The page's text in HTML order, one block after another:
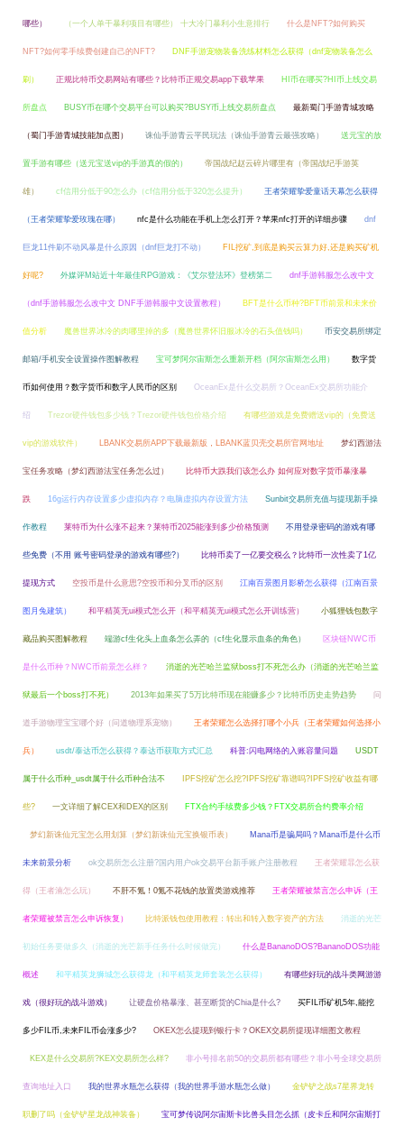
哪些） （一个人单干暴利项目有哪些） 十大冷门暴利小生意排行 什么是NFT?如何购买
NFT?如何零手续费创建自己的NFT? DNF手游宠物装备洗练材料怎么获得（dnf宠物装备怎么
刷） 正规比特币交易网站有哪些？比特币正规交易app下载苹果 HI币在哪买?HI币上线交易
所盘点 BUSY币在哪个交易平台可以购买?BUSY币上线交易所盘点 最新蜀门手游青城攻略
（蜀门手游青城技能加点图） 诛仙手游青云平民玩法（诛仙手游青云最强攻略） 送元宝的放
置手游有哪些（送元宝送vip的手游真的假的） 帝国战纪赵云碎片哪里有（帝国战纪手游英
雄） cf信用分低于90怎么办（cf信用分低于320怎么提升） 王者荣耀挚爱童话天幕怎么获得
（王者荣耀挚爱玫瑰在哪） nfc是什么功能在手机上怎么打开？苹果nfc打开的详细步骤 dnf
巨龙11件刷不动风暴是什么原因（dnf巨龙打不动） FIL挖矿,到底是购买云算力好,还是购买矿机
好呢? 外媒评M站近十年最佳RPG游戏：《艾尔登法环》登榜第二 dnf手游韩服怎么改中文
（dnf手游韩服怎么改中文 DNF手游韩服中文设置教程） BFT是什么币种?BFT币前景和未来价
值分析 魔兽世界冰冷的肉哪里掉的多（魔兽世界怀旧服冰冷的石头值钱吗） 币安交易所绑定
邮箱/手机安全设置操作图解教程 宝可梦阿尔宙斯怎么重新开档（阿尔宙斯怎么用） 数字货
币如何使用？数字货币和数字人民币的区别 OceanEx是什么交易所？OceanEx交易所功能介
绍 Trezor硬件钱包多少钱？Trezor硬件钱包价格介绍 有哪些游戏是免费赠送vip的（免费送
vip的游戏软件） LBANK交易所APP下载最新版，LBANK蓝贝壳交易所官网地址 梦幻西游法
宝任务攻略（梦幻西游法宝任务怎么过） 比特币大跌我们该怎么办 如何应对数字货币暴涨暴
跌 16g运行内存设置多少虚拟内存？电脑虚拟内存设置方法 Sunbit交易所充值与提现新手操
作教程 莱特币为什么涨不起来？莱特币2025能涨到多少价格预测 不用登录密码的游戏有哪
些免费（不用 账号密码登录的游戏有哪些?） 比特币卖了一亿要交税么？比特币一次性卖了1亿
提现方式 空投币是什么意思?空投币和分叉币的区别 江南百景图月影桥怎么获得（江南百景
图月兔建筑） 和平精英无ui模式怎么开（和平精英无ui模式怎么开训练营） 小狐狸钱包数字
藏品购买图解教程 端游cf生化头上血条怎么弄的（cf生化显示血条的角色） 区块链NWC币
是什么币种？NWC币前景怎么样？ 消逝的光芒哈兰监狱boss打不死怎么办（消逝的光芒哈兰监
狱最后一个boss打不死） 2013年如果买了5万比特币现在能赚多少？比特币历史走势趋势 问
道手游物理宝宝哪个好（问道物理系宠物） 王者荣耀怎么选择打哪个小兵（王者荣耀如何选择小
兵） usdt/泰达币怎么获得？泰达币获取方式汇总 科普:闪电网络的入账容量问题 USDT
属于什么币种_usdt属于什么币种合法不 IPFS挖矿怎么挖?IPFS挖矿靠谱吗?IPFS挖矿收益有哪
些? 一文详细了解CEX和DEX的区别 FTX合约手续费多少钱？FTX交易所合约费率介绍
梦幻新诛仙元宝怎么用划算（梦幻新诛仙元宝换银币表） Mana币是骗局吗？Mana币是什么币
未来前景分析 ok交易所怎么注册?国内用户ok交易平台新手账户注册教程 王者荣耀暃怎么获
得（王者湳怎么玩） 不肝不氪！0氪不花钱的放置类游戏推荐 王者荣耀被禁言怎么申诉（王
者荣耀被禁言怎么申诉恢复） 比特派钱包使用教程：转出和转入数字资产的方法 消逝的光芒
初始任务要做多久（消逝的光芒新手任务什么时候做完） 什么是BananoDOS?BananoDOS功能
概述 和平精英龙狮城怎么获得龙（和平精英龙师套装怎么获得） 有哪些好玩的战斗类网游游
戏（很好玩的战斗游戏） 让硬盘价格暴涨、甚至断货的Chia是什么? 买FIL币矿机5年,能挖
多少FIL币,未来FIL币会涨多少? OKEX怎么提现到银行卡？OKEX交易所提现详细图文教程
KEX是什么交易所?KEX交易所怎么样? 非小号排名前50的交易所都有哪些？非小号全球交易所
查询地址入口 我的世界水瓶怎么获得（我的世界手游水瓶怎么做） 金铲铲之战s7星界龙转
职删了吗（金铲铲星龙战神装备） 宝可梦传说阿尔宙斯卡比兽头目怎么抓（皮卡丘和阿尔宙斯打